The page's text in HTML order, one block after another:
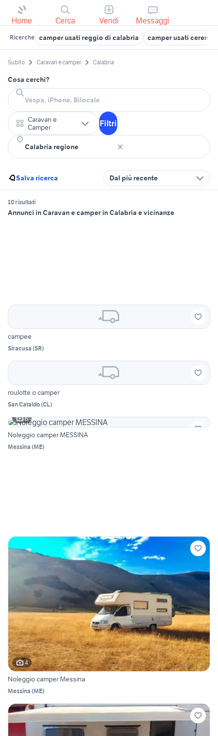
Home Cerca Vendi Messaggi
Ricerche camper usati reggio di calabria camper usati cerenzia
Subito Caravan e camper Calabria
Cosa cerchi?
Caravan e
Camper
Filtri
Salva ricerca Dal più recente
10 risultati
Annunci in Caravan e camper in Calabria e vicinanze
campee
Siracusa (SR)
roulotte o camper
San Cataldo(CL)
6
Noleggio camper MESSINA
Messina (ME)
4
Noleggio camper Messina
Messina (ME)